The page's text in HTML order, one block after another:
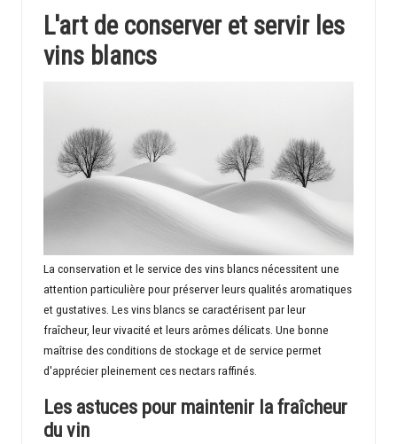
L'art de conserver et servir les
vins blancs
La conservation et le service des vins blancs nécessitent une
attention particulière pour préserver leurs qualités aromatiques
et gustatives. Les vins blancs se caractérisent par leur
fraîcheur, leur vivacité et leurs arômes délicats. Une bonne
maîtrise des conditions de stockage et de service permet
d'apprécier pleinement ces nectars raffinés.
Les astuces pour maintenir la fraîcheur
du vin